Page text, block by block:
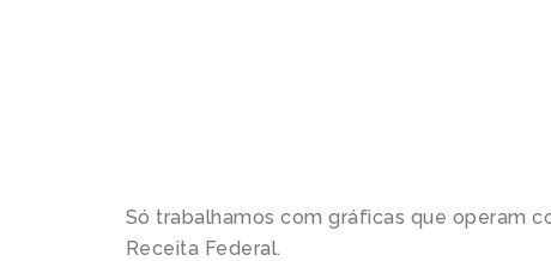
Só trabalhamos com gráficas que operam
Receita Federal.